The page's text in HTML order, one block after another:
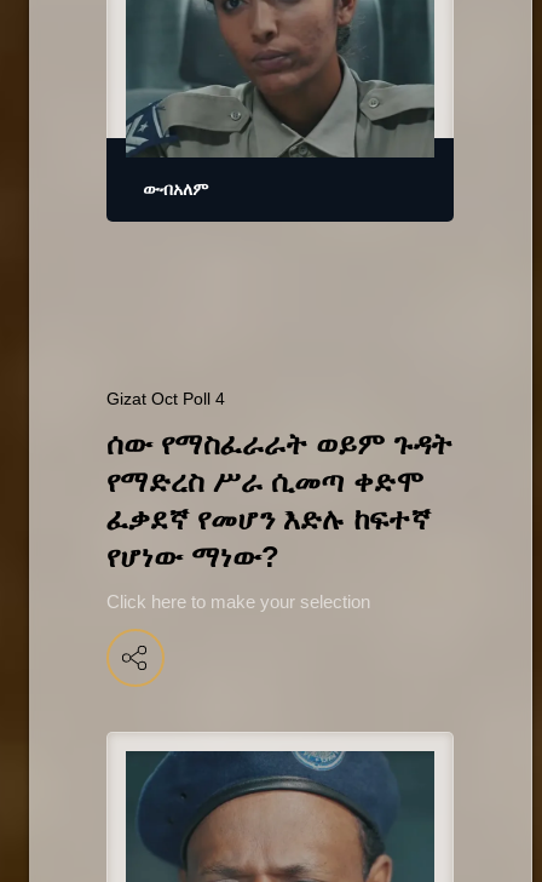
ውብአለም
Gizat Oct Poll 4
ሰው የማስፈራራት ወይም ጉዳት
የማድረስ ሥራ ሲመጣ ቀድሞ
ፈቃደኛ የመሆን እድሉ ከፍተኛ
የሆነው ማነው?
Click here to make your selection